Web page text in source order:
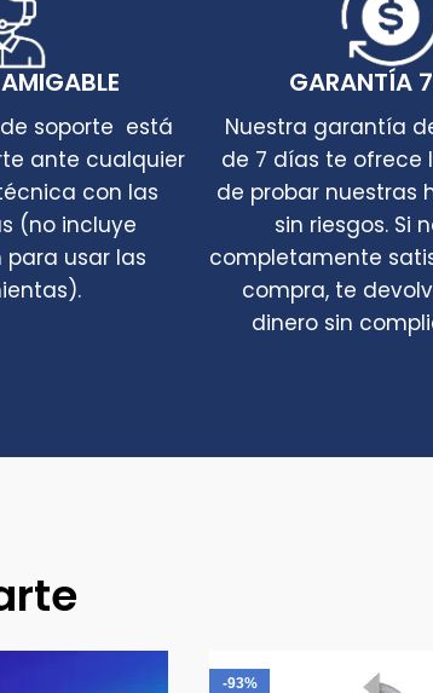
soporte está
ante cualquier
con las
(no incluye
usar las
GARANTÍA
Nuestra garantía
de 7 días te ofrece
de probar nuestras
sin riesgos. Si
completamente
compra, te
dinero sin
-93%